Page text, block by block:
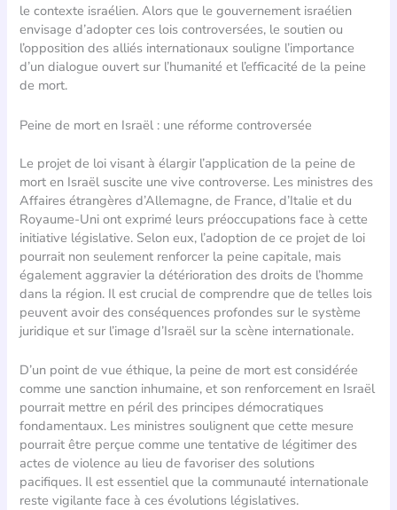
le contexte israélien. Alors que le gouvernement israélien
envisage d’adopter ces lois controversées, le soutien ou
l’opposition des alliés internationaux souligne l’importance
d’un dialogue ouvert sur l’humanité et l’efficacité de la peine
de mort.
Peine de mort en Israël : une réforme controversée
Le projet de loi visant à élargir l’application de la peine de
mort en Israël suscite une vive controverse. Les ministres des
Affaires étrangères d’Allemagne, de France, d’Italie et du
Royaume-Uni ont exprimé leurs préoccupations face à cette
initiative législative. Selon eux, l’adoption de ce projet de loi
pourrait non seulement renforcer la peine capitale, mais
également aggravier la détérioration des droits de l’homme
dans la région. Il est crucial de comprendre que de telles lois
peuvent avoir des conséquences profondes sur le système
juridique et sur l’image d’Israël sur la scène internationale.
D’un point de vue éthique, la peine de mort est considérée
comme une sanction inhumaine, et son renforcement en Israël
pourrait mettre en péril des principes démocratiques
fondamentaux. Les ministres soulignent que cette mesure
pourrait être perçue comme une tentative de légitimer des
actes de violence au lieu de favoriser des solutions
pacifiques. Il est essentiel que la communauté internationale
reste vigilante face à ces évolutions législatives.